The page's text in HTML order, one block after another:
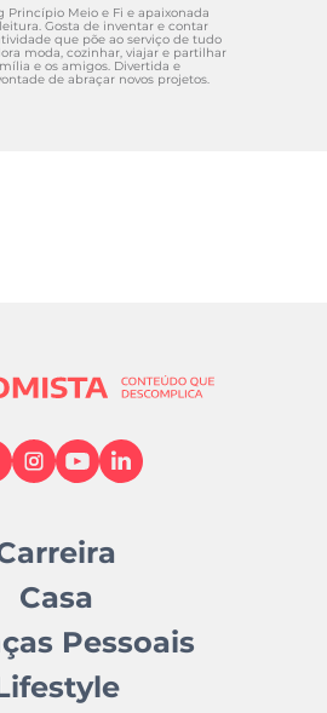
Princípio Meio e Fi e apaixonada
Gosta de inventar e contar
que põe ao serviço de tudo
moda, cozinhar, viajar e partilhar
e os amigos. Divertida e
de abraçar novos projetos.
Casa
Pessoais